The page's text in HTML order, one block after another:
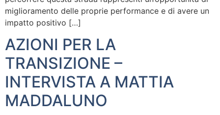
miglioramento delle proprie performance e di avere un
impatto positivo […]
AZIONI PER LA
TRANSIZIONE –
INTERVISTA A MATTIA
MADDALUNO